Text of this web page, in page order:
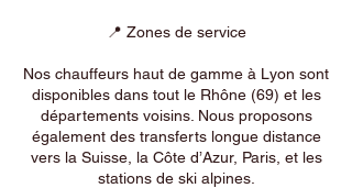
📍 Zones de service
Nos chauffeurs haut de gamme à Lyon sont
disponibles dans tout le Rhône (69) et les
départements voisins. Nous proposons
également des transferts longue distance
vers la Suisse, la Côte d’Azur, Paris, et les
stations de ski alpines.